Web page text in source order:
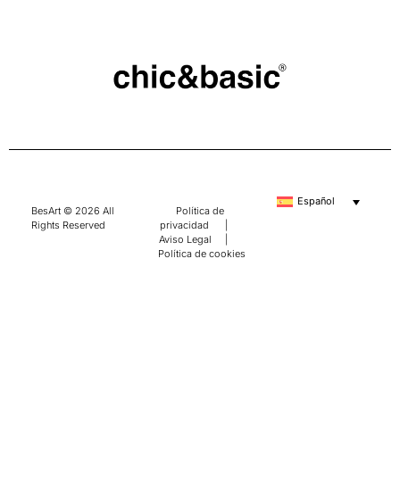
BesArt © 2026 All
Rights Reserved
Política de
privacidad
Aviso Legal
Política de cookies
Español